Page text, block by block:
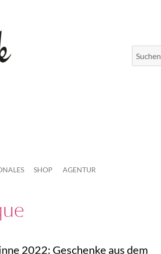
Suche
nach:
SHOP AGENTUR
2022: Geschenke aus dem